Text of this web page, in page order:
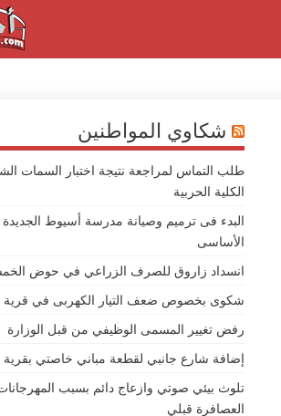
شكاوي المواطنين
طلب التماس لمراجعة نتيجة اختبار السمات
الكلية الحربية
البدء فى ترميم وصيانة مدرسة أسيوط الجديدة
الأساسى
انسداد زاروق للصرف الزراعي في حوض
شكوى بخصوص ضعف التيار الكهربى في
رفض تغيير المسمى الوظيفي من قبل الوزارة
إضافة شارع جانبي لقطعة مباني خاصتي بقرية
تلوث بيئي صوتي وازعاج دائم بسبب
العصافرة قبلي